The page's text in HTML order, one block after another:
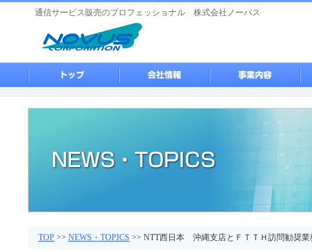
通信サービス販売のプロフェッショナル 株式会社ノーバス
TOP >> NEWS・TOPICS >> NTT西日本 沖縄支店とＦＴＴＨ訪問勧奨業